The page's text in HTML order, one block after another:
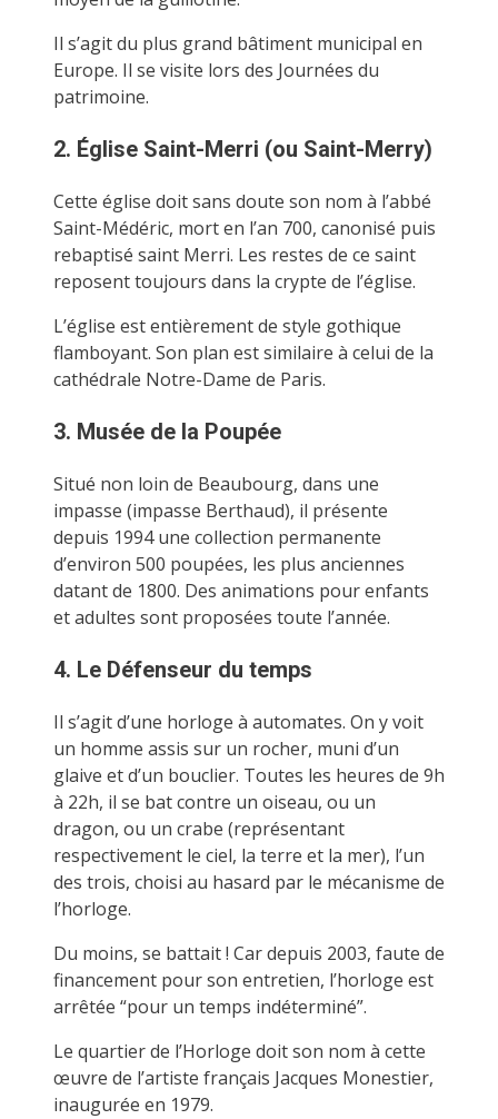
Il s’agit du plus grand bâtiment municipal en
Europe. Il se visite lors des Journées du
patrimoine.
2. Église Saint-Merri (ou Saint-Merry)
Cette église doit sans doute son nom à l’abbé
Saint-Médéric, mort en l’an 700, canonisé puis
rebaptisé saint Merri. Les restes de ce saint
reposent toujours dans la crypte de l’église.
L’église est entièrement de style gothique
flamboyant. Son plan est similaire à celui de la
cathédrale Notre-Dame de Paris.
3. Musée de la Poupée
Situé non loin de Beaubourg, dans une
impasse (impasse Berthaud), il présente
depuis 1994 une collection permanente
d’environ 500 poupées, les plus anciennes
datant de 1800. Des animations pour enfants
et adultes sont proposées toute l’année.
4. Le Défenseur du temps
Il s’agit d’une horloge à automates. On y voit
un homme assis sur un rocher, muni d’un
glaive et d’un bouclier. Toutes les heures de 9h
à 22h, il se bat contre un oiseau, ou un
dragon, ou un crabe (représentant
respectivement le ciel, la terre et la mer), l’un
des trois, choisi au hasard par le mécanisme de
l’horloge.
Du moins, se battait ! Car depuis 2003, faute de
financement pour son entretien, l’horloge est
arrêtée “pour un temps indéterminé”.
Le quartier de l’Horloge doit son nom à cette
œuvre de l’artiste français Jacques Monestier,
inaugurée en 1979.